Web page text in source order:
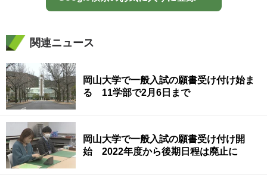
関連ニュース
岡山大学で一般入試の願書受け付け始ま
る 11学部で2月6日まで
岡山大学で一般入試の願書受け付け開
始 2022年度から後期日程は廃止に